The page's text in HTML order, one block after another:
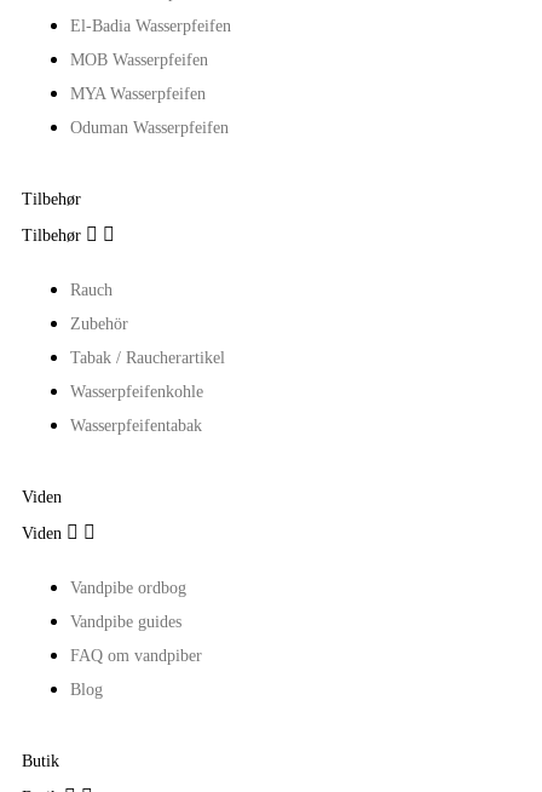
El-Badia Wasserpfeifen
MOB Wasserpfeifen
MYA Wasserpfeifen
Oduman Wasserpfeifen
Tilbehør
Tilbehør  
Rauch
Zubehör
Tabak / Raucherartikel
Wasserpfeifenkohle
Wasserpfeifentabak
Viden
Viden  
Vandpibe ordbog
Vandpibe guides
FAQ om vandpiber
Blog
Butik